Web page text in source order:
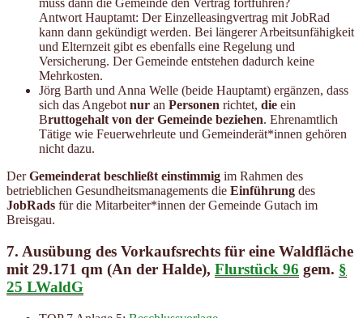
muss dann die Gemeinde den Vertrag fortführen?
Antwort Hauptamt: Der Einzelleasingvertrag mit JobRad
kann dann gekündigt werden. Bei längerer Arbeitsunfähigkeit
und Elternzeit gibt es ebenfalls eine Regelung und
Versicherung. Der Gemeinde entstehen dadurch keine
Mehrkosten.
Jörg Barth und Anna Welle (beide Hauptamt) ergänzen, dass
sich das Angebot nur an Personen richtet, die ein
Bruttogehalt von der Gemeinde beziehen. Ehrenamtlich
Tätige wie Feuerwehrleute und Gemeinderät*innen gehören
nicht dazu.
DerGemeinderat beschließt einstimmig im Rahmen des
betrieblichen Gesundheitsmanagements die Einführung des
JobRads für die Mitarbeiter*innen der Gemeinde Gutach im
Breisgau.
7. Ausübung des Vorkaufsrechts für eine Waldfläche
mit 29.171 qm (An der Halde), Flurstück 96 gem. §
25 LWaldG